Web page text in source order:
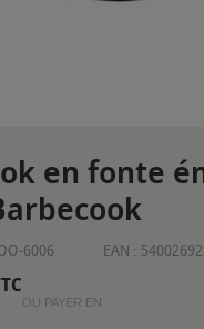
en fonte
6006 EAN :
OU PAYER EN